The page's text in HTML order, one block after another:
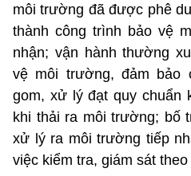
môi trường đã được phê
thành công trình bảo vệ
nhận; vận hành thường
vệ môi trường, đảm bảo
gom, xử lý đạt quy chuẩn
khi thải ra môi trường; bố
xử lý ra môi trường tiếp
việc kiểm tra, giám sát